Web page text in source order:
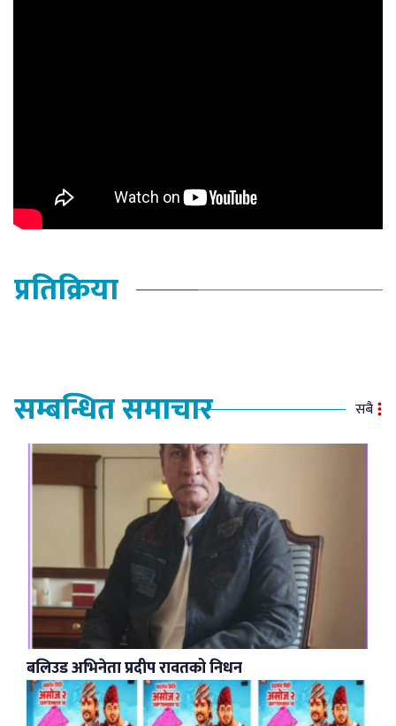
प्रतिक्रिया
सम्बन्धित समाचार सबै
बलिउड अभिनेता प्रदीप रावतको निधन